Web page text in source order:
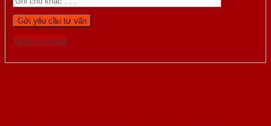
Gọi 0976.169.864